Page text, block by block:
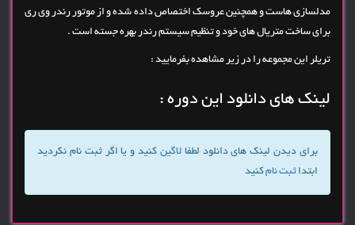
مدلسازی هاست و همچنین عروسک اختصاص داده شده و از موتور رندر وی ری
برای ساخت متریال های خود و تنظیم سیستم رندر بهره جسته است .
تریلر این مجموعه را در زیر مشاهده بفرمایید :
لینک های دانلود این دوره :
برای دیدن لینک های دانلود لطفالاگین کنید و یا اگر ثبت نام نکردید
ابتدا ثبت نامکنید